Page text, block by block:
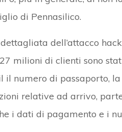
di Pennasilico.
dell’attacco
milioni di clienti sono
il numero di passaporto,
relative ad arrivo,
i dati di pagamento e i